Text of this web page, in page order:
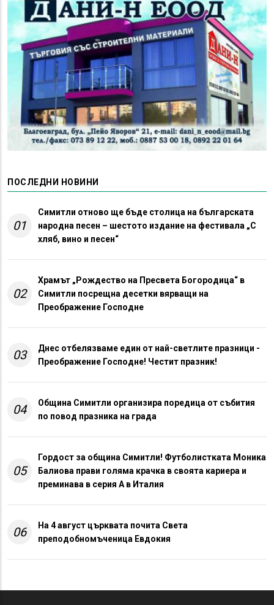
ПОСЛЕДНИ НОВИНИ
01
Симитли отново ще бъде столица на българската
народна песен – шестото издание на фестивала „С
хляб, вино и песен“
02
Храмът „Рождество на Пресвета Богородица“ в
Симитли посрещна десетки вярващи на
Преображение Господне
03
Днес отбелязваме един от най-светлите празници -
Преображение Господне! Честит празник!
04
Община Симитли организира поредица от събития
по повод празника на града
05
Гордост за община Симитли! Футболистката Моника
Балиова прави голяма крачка в своята кариера и
преминава в серия А в Италия
06
На 4 август църквата почита Света
преподобномъченица Евдокия